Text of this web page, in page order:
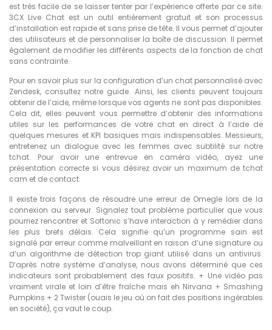
est très facile de se laisser tenter par l’expérience offerte par ce site.
3CX Live Chat est un outil entièrement gratuit et son processus
d’installation est rapide et sans prise de tête. Il vous permet d’ajouter
des utilisateurs et de personnaliser la boîte de discussion. Il permet
également de modifier les différents aspects de la fonction de chat
sans contrainte.
Pour en savoir plus sur la configuration d’un chat personnalisé avec
Zendesk, consultez notre guide. Ainsi, les clients peuvent toujours
obtenir de l’aide, même lorsque vos agents ne sont pas disponibles.
Cela dit, elles peuvent vous permettre d’obtenir des informations
utiles sur les performances de votre chat en direct à l’aide de
quelques mesures et KPI basiques mais indispensables. Messieurs,
entretenez un dialogue avec les femmes avec subtilité sur notre
tchat. Pour avoir une entrevue en caméra vidéo, ayez une
présentation correcte si vous désirez avoir un maximum de tchat
cam et de contact.
Il existe trois façons de résoudre une erreur de Omegle lors de la
connexion au serveur. Signalez tout problème particulier que vous
pourriez rencontrer et Softonic s’have interaction à y remédier dans
les plus brefs délais. Cela signifie qu’un programme sain est
signalé par erreur comme malveillant en raison d’une signature ou
d’un algorithme de détection trop giant utilisé dans un antivirus.
D’après notre système d’analyse, nous avons déterminé que ces
indicateurs sont probablement des faux positifs. + Une vidéo pas
vraiment virale et loin d’être fraîche mais eh Nirvana + Smashing
Pumpkins + 2 Twister (ouais le jeu où on fait des positions ingérables
en société), ça vaut le coup.